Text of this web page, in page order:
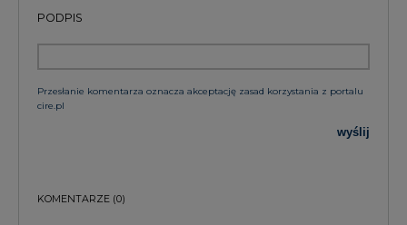
postaci newslettera pocztą elektroniczną od
Agencji Rynku Energii S.A z siedzibą w